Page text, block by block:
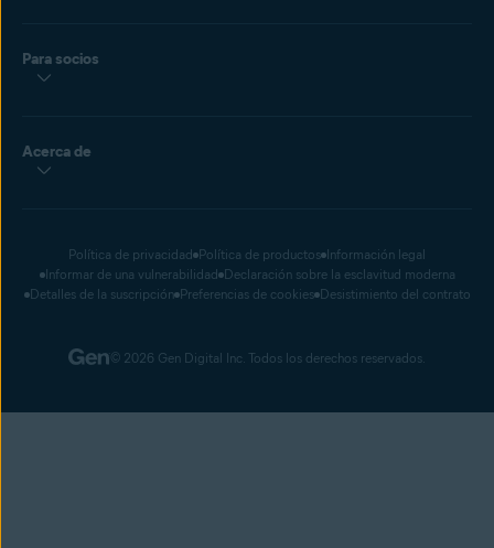
Para socios
Acerca de
Política de privacidad Política de productos Información legal
Informar de una vulnerabilidad Declaración sobre la esclavitud moderna
Detalles de la suscripción Preferencias de cookies Desistimiento del contrato
© 2026 Gen Digital Inc. Todos los derechos reservados.